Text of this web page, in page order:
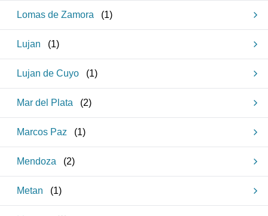
Lomas de Zamora (1)
Lujan (1)
Lujan de Cuyo (1)
Mar del Plata (2)
Marcos Paz (1)
Mendoza (2)
Metan (1)